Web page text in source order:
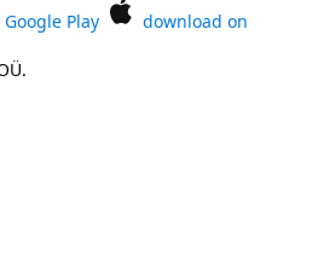
Google Play
download on